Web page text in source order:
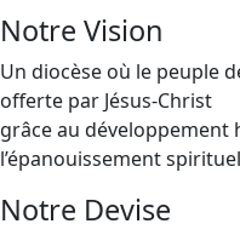
Notre Vision
Un diocèse où le peuple
offerte par Jésus-Christ
grâce au développement
l’épanouissement
Notre Devise